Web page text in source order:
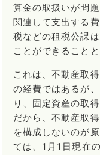
算金の取扱いが問
関連して支出する
税などの租税公課
ことができることと
これは、不動産取
の経費ではあるが
り、固定資産の取
だから、不動産取
を構成しないのが
ては、1月1日現在